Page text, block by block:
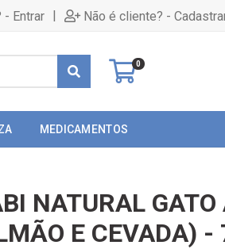
- Entrar | Não é cliente? -
0
MEDICAMENTOS
NATURAL GATO
E CEVADA) -